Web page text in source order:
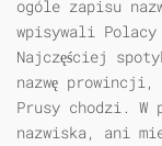
ogóle zapisu
wpisywali Polacy
Najczęściej
nazwę
Prusy chodzi. W
nazwiska, ani